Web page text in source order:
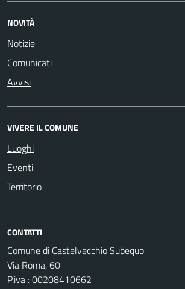
NOVITÀ
Notizie
Comunicati
Avvisi
VIVERE IL COMUNE
Luoghi
Eventi
Territorio
CONTATTI
Comune di Castelvecchio Subequo
Via Roma, 60
P.iva : 00208410662